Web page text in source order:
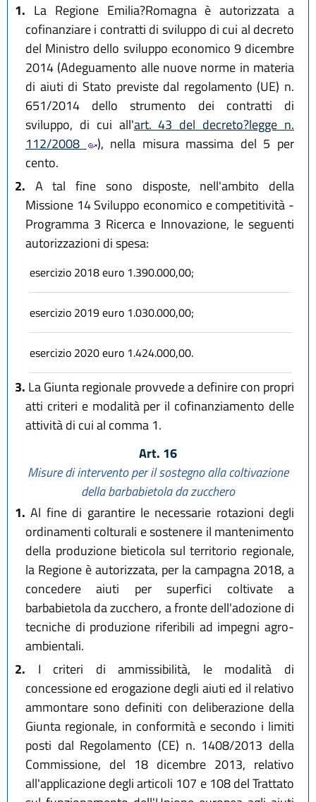
1. La Regione Emilia?Romagna è autorizzata a
cofinanziare i contratti di sviluppo di cui al decreto
del Ministro dello sviluppo economico 9 dicembre
2014 (Adeguamento alle nuove norme in materia
di aiuti di Stato previste dal regolamento (UE) n.
651/2014 dello strumento dei contratti di
sviluppo, di cui all'art. 43 del decreto?legge n.
112/2008
), nella misura massima del 5 per
cento.
2. A tal fine sono disposte, nell'ambito della
Missione 14 Sviluppo economico e competitività -
Programma 3 Ricerca e Innovazione, le seguenti
autorizzazioni di spesa:
esercizio 2018 euro 1.390.000,00;
esercizio 2019 euro 1.030.000,00;
esercizio 2020 euro 1.424.000,00.
3. La Giunta regionale provvede a definire con propri
atti criteri e modalità per il cofinanziamento delle
attività di cui al comma 1.
Art. 16
Misure di intervento per il sostegno alla coltivazione
della barbabietola da zucchero
1. Al fine di garantire le necessarie rotazioni degli
ordinamenti colturali e sostenere il mantenimento
della produzione bieticola sul territorio regionale,
la Regione è autorizzata, per la campagna 2018, a
concedere aiuti per superfici coltivate a
barbabietola da zucchero, a fronte dell'adozione di
tecniche di produzione riferibili ad impegni agro-
ambientali.
2. I criteri di ammissibilità, le modalità di
concessione ed erogazione degli aiuti ed il relativo
ammontare sono definiti con deliberazione della
Giunta regionale, in conformità e secondo i limiti
posti dal Regolamento (CE) n. 1408/2013 della
Commissione, del 18 dicembre 2013, relativo
all'applicazione degli articoli 107 e 108 del Trattato